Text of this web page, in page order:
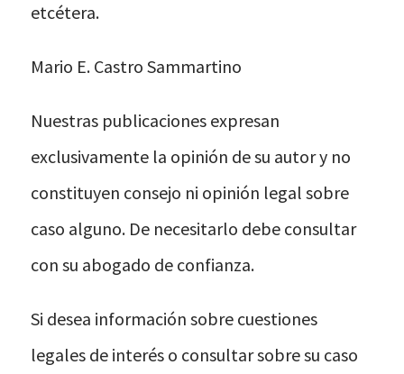
etcétera.
Mario E. Castro Sammartino
Nuestras publicaciones expresan
exclusivamente la opinión de su autor y no
constituyen consejo ni opinión legal sobre
caso alguno. De necesitarlo debe consultar
con su abogado de confianza.
Si desea información sobre cuestiones
legales de interés o consultar sobre su caso